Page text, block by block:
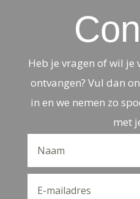
Heb je vragen of wil
ontvangen? Vul dan
in en we nemen zo
met